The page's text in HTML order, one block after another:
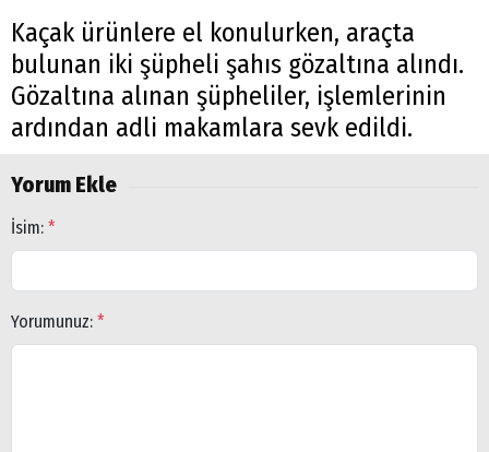
Kaçak ürünlere el konulurken, araçta
bulunan iki şüpheli şahıs gözaltına alındı.
Gözaltına alınan şüpheliler, işlemlerinin
ardından adli makamlara sevk edildi.
Yorum Ekle
İsim: *
Yorumunuz: *